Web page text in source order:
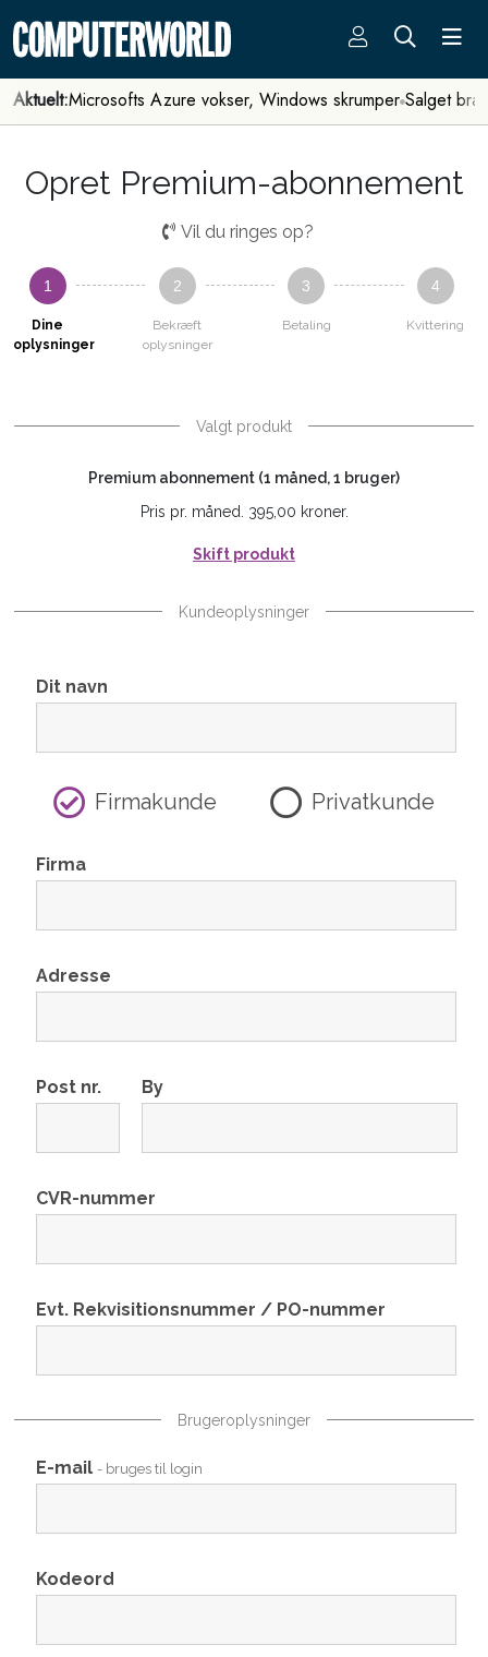
Aktuelt:Microsofts Azure vokser, Windows skrumper Salget
Opret Premium-abonnement
Vil du ringes op?
1
Dine
oplysninger
2
Bekræft
oplysninger
3
Betaling
4
Kvittering
Valgt produkt
Premium abonnement (1 måned, 1 bruger)
Pris pr. måned. 395,00 kroner.
Skift produkt
Kundeoplysninger
Dit navn
Firmakunde Privatkunde
Firma
Adresse
Post nr. By
CVR-nummer
Evt. Rekvisitionsnummer / PO-nummer
Brugeroplysninger
E-mail - bruges til login
Kodeord